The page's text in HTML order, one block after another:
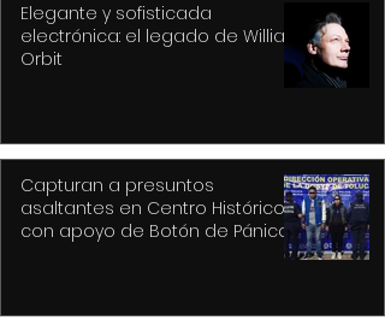
Elegante y sofisticada
electrónica: el legado de William
Orbit
Capturan a presuntos
asaltantes en Centro Histórico
con apoyo de Botón de Pánico y